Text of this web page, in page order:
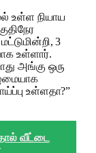
உள்ள நியாய
3
உள்ளார்.
அங்கு ஒரு
உள்ளதா?”
வீட்டை